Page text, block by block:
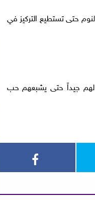
حتى تستطيع التركيز في
جيداً حتى يشبعهم حب